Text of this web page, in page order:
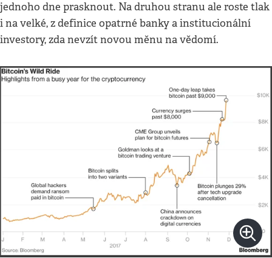
jednoho dne prasknout. Na druhou stranu ale roste tlak
i na velké, z definice opatrné banky a institucionální
investory, zda nevzít novou měnu na vědomí.